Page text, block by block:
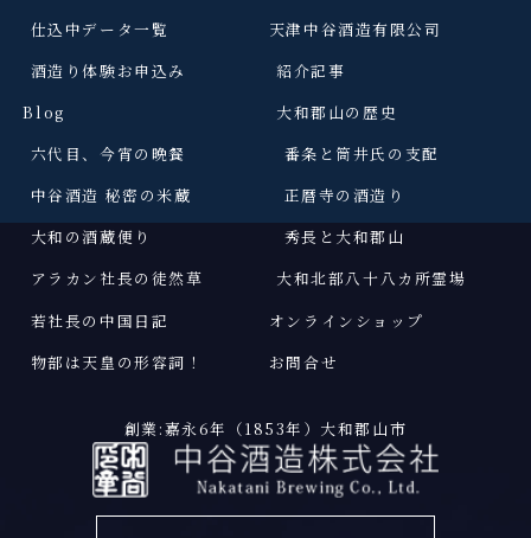
仕込中データ一覧
酒造り体験お申込み
Blog
六代目、今宵の晩餐
中谷酒造 秘密の米蔵
大和の酒蔵便り
アラカン社長の徒然草
若社長の中国日記
物部は天皇の形容詞 ！
天津中谷酒造有限公司
紹介記事
大和郡山の歴史
番条と筒井氏の支配
正暦寺の酒造り
秀長と大和郡山
大和北部八十八カ所霊場
オンラインショップ
お問合せ
創業:嘉永6年（1853年）大和郡山市